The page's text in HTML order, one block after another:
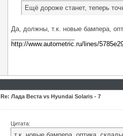
Ещё дороже станет, теперь
Да, должны, т.к. новые бампера,
http://www.autometric.ru/lines/
Re: Лада Веста vs Hyundai Solaris - 7
Цитата: